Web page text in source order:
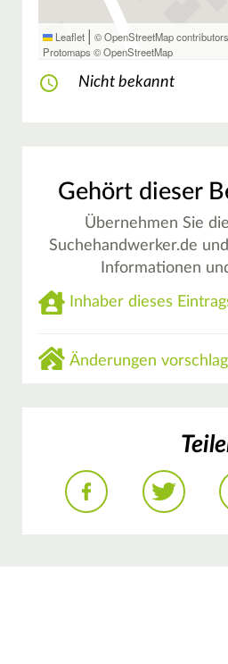
Leaflet | © OpenStreetMap
Protomaps ©OpenStreetMap
Nicht bekannt
Gehört dieser
Übernehmen Sie
Suchehandwerker.de
Informationen
Inhaber dieses
Änderungen